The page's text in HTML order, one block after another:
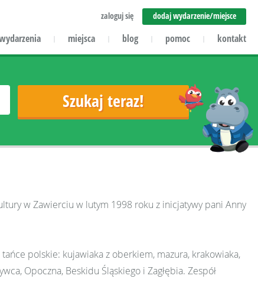
zaloguj się dodaj wydarzenie/miejsce
| miejsca | blog | pomoc | kontakt
w Zawierciu w lutym 1998 roku z inicjatywy pani Anny
polskie: kujawiaka z oberkiem, mazura, krakowiaka,
Opoczna, Beskidu Śląskiego i Zagłębia. Zespół